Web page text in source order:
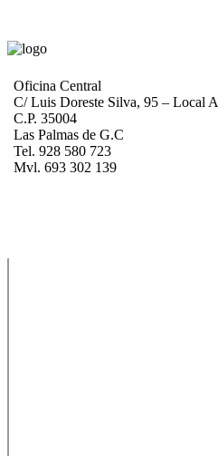
Oficina Central
C/ Luis Doreste Silva, 95 – Local A
C.P. 35004
Las Palmas de G.C
Tel. 928 580 723
Mvl. 693 302 139